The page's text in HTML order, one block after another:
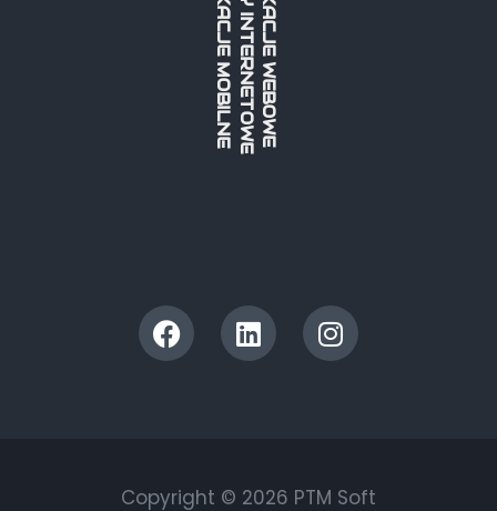
APLIKACJE MOBILNEAPLIKACJE WEBOWE
Copyright © 2026 PTM Soft